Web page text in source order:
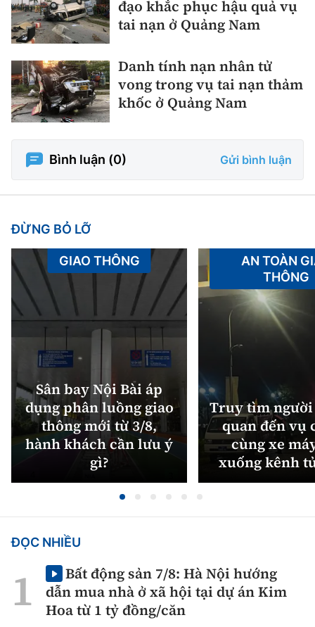
đạo khắc phục hậu quả vụ
tai nạn ở Quảng Nam
Danh tính nạn nhân tử
vong trong vụ tai nạn thảm
khốc ở Quảng Nam
Bình luận (0) Gửi bình luận
ĐỪNG BỎ LỠ
Sân bay Nội Bài áp
dụng phân luồng giao
thông mới từ 3/8,
hành khách cần lưu ý
gì?
GIAO THÔNG
Truy tìm
quan đến vụ
cùng xe
xuống kênh
AN TOÀN
THÔNG
ĐỌC NHIỀU
Bất động sản 7/8: Hà Nội hướng
dẫn mua nhà ở xã hội tại dự án Kim
Hoa từ 1 tỷ đồng/căn